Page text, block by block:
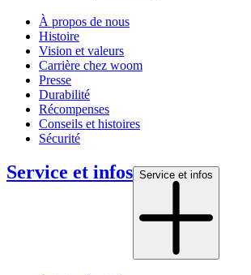
À propos de nous
Histoire
Vision et valeurs
Carrière chez woom
Presse
Durabilité
Récompenses
Conseils et histoires
Sécurité
Service et infos Service et infos